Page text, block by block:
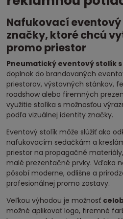
Nafukovací
značky, ktoré chcú
promo priestor
Pneumatický eventový stolík
doplnok do brandovaných
priestorov, výstavných stánkov,
roadshow alebo firemných
využitie stolíka s možnosťou
podľa vizuálnej identity značky.
Eventový stolík môže slúžiť ako
nafukovacím sedačkám a
priestor na propagačné
malé prezentačné prvky. Vďaka
pôsobí moderne, odlišne a
profesionálnej promo zostavy.
Veľkou výhodou je možnosť
možné aplikovať logo, firemné